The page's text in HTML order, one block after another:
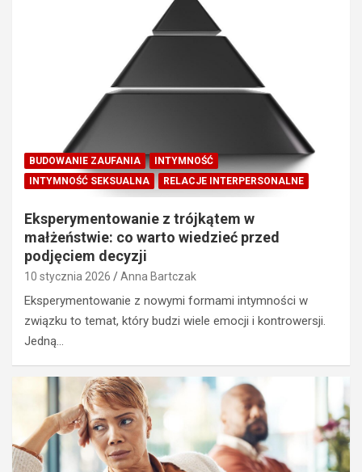
BUDOWANIE ZAUFANIA
INTYMNOŚĆ
INTYMNOŚĆ SEKSUALNA
RELACJE INTERPERSONALNE
Eksperymentowanie z trójkątem w
małżeństwie: co warto wiedzieć przed
podjęciem decyzji
10 stycznia 2026 Anna Bartczak
Eksperymentowanie z nowymi formami intymności w
związku to temat, który budzi wiele emocji i kontrowersji.
Jedną…